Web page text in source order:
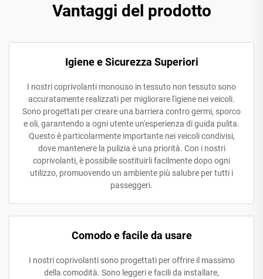
Vantaggi del prodotto
Igiene e Sicurezza Superiori
I nostri coprivolanti monouso in tessuto non tessuto sono
accuratamente realizzati per migliorare l'igiene nei veicoli.
Sono progettati per creare una barriera contro germi, sporco
e oli, garantendo a ogni utente un'esperienza di guida pulita.
Questo è particolarmente importante nei veicoli condivisi,
dove mantenere la pulizia è una priorità. Con i nostri
coprivolanti, è possibile sostituirli facilmente dopo ogni
utilizzo, promuovendo un ambiente più salubre per tutti i
passeggeri.
Comodo e facile da usare
I nostri coprivolanti sono progettati per offrire il massimo
della comodità. Sono leggeri e facili da installare,